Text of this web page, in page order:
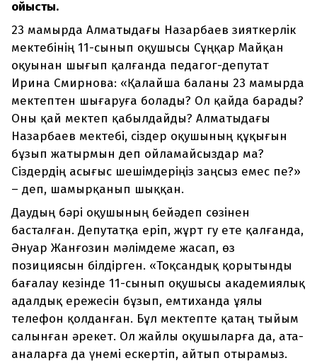
ойысты.
23 мамырда Алматыдағы Назарбаев зияткерлік
мектебінің 11-сынып оқушысы Сұңқар Майқан
оқуынан шығып қалғанда педагог-депутат
Ирина Смирнова: «Қалайша баланы 23 мамырда
мектептен шығаруға болады? Ол қайда барады?
Оны қай мектеп қабылдайды? Алматыдағы
Назарбаев мектебі, сіздер оқушының құқығын
бұзып жатырмын деп ойламайсыздар ма?
Сіздердің асығыс шешімдеріңіз заңсыз емес пе?»
– деп, шамырқанып шыққан.
Даудың бәрі оқушының бейәдеп сөзінен
басталған. Депутатқа еріп, жұрт гу ете қалғанда,
Әнуар Жанғозин мәлімдеме жасап, өз
позициясын білдірген. «Тоқсандық қорытынды
бағалау кезінде 11-сынып оқушысы академиялық
адалдық ережесін бұзып, емтиханда ұялы
телефон қолданған. Бұл мектепте қатаң тыйым
салынған әрекет. Ол жайлы оқушыларға да, ата-
аналарға да үнемі ескертіп, айтып отырамыз.